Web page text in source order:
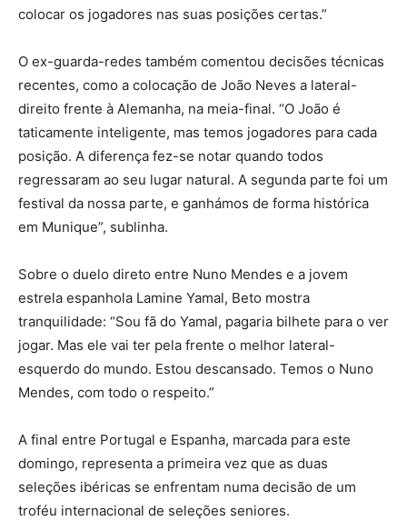
colocar os jogadores nas suas posições certas.”
O ex-guarda-redes também comentou decisões técnicas
recentes, como a colocação de João Neves a lateral-
direito frente à Alemanha, na meia-final. “O João é
taticamente inteligente, mas temos jogadores para cada
posição. A diferença fez-se notar quando todos
regressaram ao seu lugar natural. A segunda parte foi um
festival da nossa parte, e ganhámos de forma histórica
em Munique”, sublinha.
Sobre o duelo direto entre Nuno Mendes e a jovem
estrela espanhola Lamine Yamal, Beto mostra
tranquilidade: “Sou fã do Yamal, pagaria bilhete para o ver
jogar. Mas ele vai ter pela frente o melhor lateral-
esquerdo do mundo. Estou descansado. Temos o Nuno
Mendes, com todo o respeito.”
A final entre Portugal e Espanha, marcada para este
domingo, representa a primeira vez que as duas
seleções ibéricas se enfrentam numa decisão de um
troféu internacional de seleções seniores.